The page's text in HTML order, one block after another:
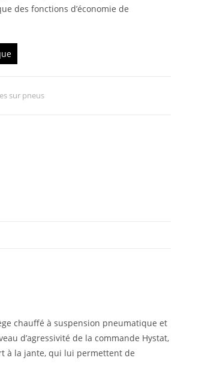
des fonctions d’économie de
sur pneus
chauffé à suspension pneumatique et
d’agressivité de la commande Hystat,
à la jante, qui lui permettent de